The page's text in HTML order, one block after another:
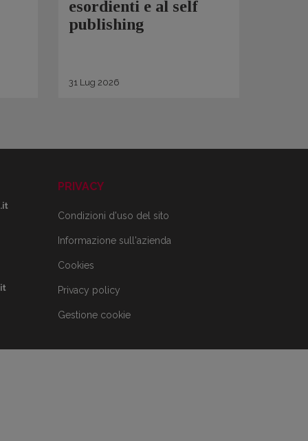
esordienti e al self
publishing
31 Lug 2026
PRIVACY
Condizioni d'uso del sito
Informazione sull'azienda
Cookies
Privacy policy
Gestione cookie